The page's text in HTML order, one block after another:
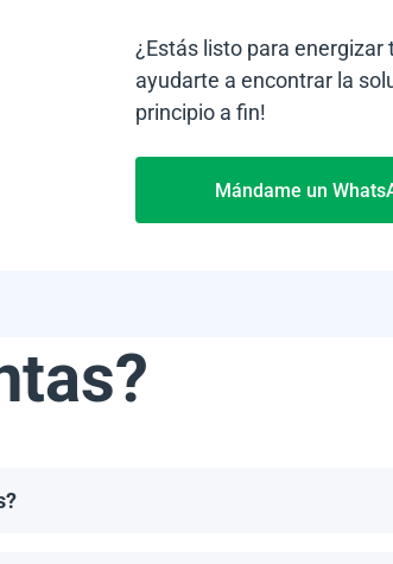
¿Estás listo para energizar
ayudarte a encontrar la
principio a fin!
Mándame un